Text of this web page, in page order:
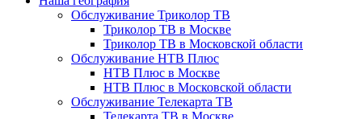
Обслуживание Триколор ТВ
Триколор ТВ в Москве
Триколор ТВ в Московской области
Обслуживание НТВ Плюс
НТВ Плюс в Москве
НТВ Плюс в Московской области
Обслуживание Телекарта ТВ
Телекарта ТВ в Москве